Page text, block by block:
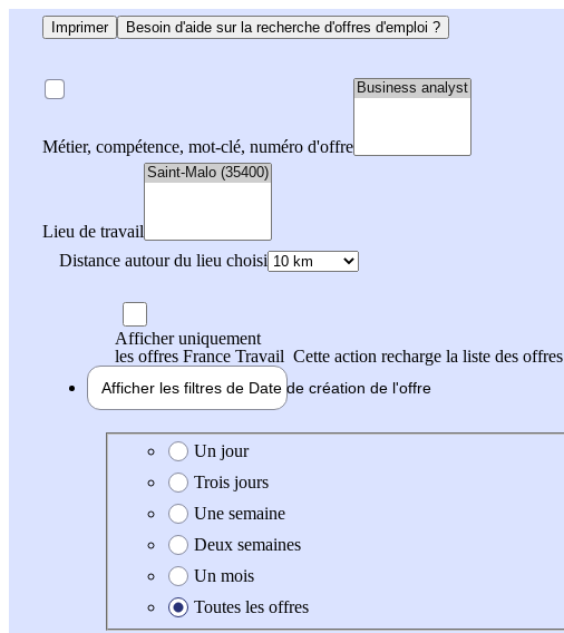
Imprimer Besoin d'aide sur la recherche d'offres d'emploi ?
Métier, compétence, mot-clé, numéro d'offre
Lieu de travail
Distance autour du lieu choisi
Afficher uniquement
les offres France Travail Cette action recharge la liste des offres
Afficher les filtres de Date de création de l'offre
Date de création de l'offre
Un jour
Trois jours
Une semaine
Deux semaines
Un mois
Toutes les offres